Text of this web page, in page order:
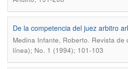
De la competencia del juez arbitro
Medina Infante, Roberto. Revista de
línea); No. 1 (1994); 101-103